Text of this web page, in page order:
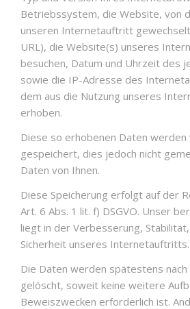
Betriebssystem, die Website, von
unseren Internetauftritt
URL), die Website(s) unseres
besuchen, Datum und Uhrzeit des
sowie die IP-Adresse des
dem aus die Nutzung unseres
erhoben.
Diese so erhobenen Daten
gespeichert, dies jedoch nicht
Daten von Ihnen.
Diese Speicherung erfolgt auf der
Art. 6 Abs. 1 lit. f) DSGVO. Unser
liegt in der Verbesserung,
Sicherheit unseres Internetauftritts.
Die Daten werden spätestens
gelöscht, soweit keine weitere
Beweiszwecken erforderlich ist.